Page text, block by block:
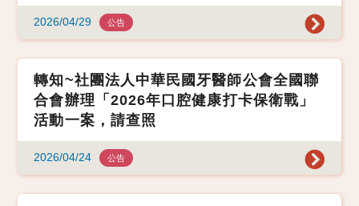
2026/04/29 公告
轉知~社團法人中華民國牙醫師公會全國聯
合會辦理「2026年口腔健康打卡保衛戰」
活動一案，請查照
2026/04/24 公告